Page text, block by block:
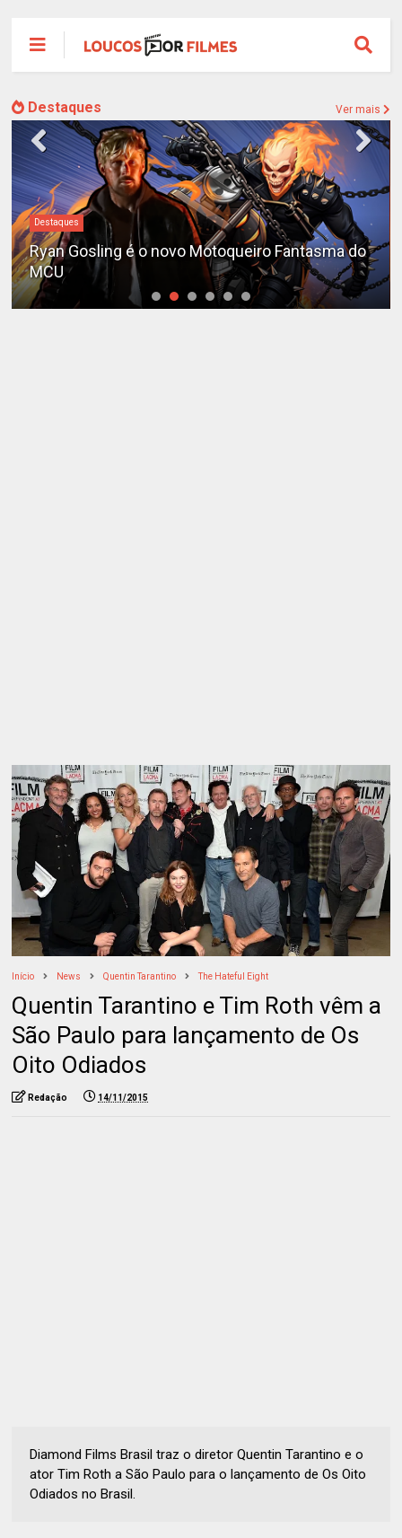
Destaques Ver mais
Destaques
Ryan Gosling é o novo Motoqueiro Fantasma do
MCU
Início News Quentin Tarantino The Hateful Eight
Quentin Tarantino e Tim Roth vêm a
São Paulo para lançamento de Os
Oito Odiados
Redação 14/11/2015
Diamond Films Brasil traz o diretor Quentin Tarantino e o
ator Tim Roth a São Paulo para o lançamento de Os Oito
Odiados no Brasil.